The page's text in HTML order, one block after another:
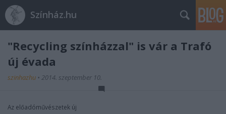
Színház.hu
"Recycling színházzal" is vár a Trafó
új évada
szinhazhu • 2014. szeptember 10.
Az előadóművészetek új